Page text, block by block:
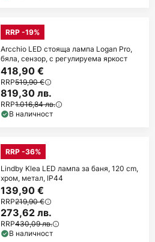
RRP -19%
Arcchio LED стояща лампа Logan Pro,
бяла, сензор, с регулируема яркост
418,90 €
RRP519,90 €
819,30 лв.
RRP1.016,84 лв.
В наличност
RRP -36%
Lindby Klea LED лампа за баня, 120 cm,
хром, метал, IP44
139,90 €
RRP219,90 €
273,62 лв.
RRP430,09 лв.
В наличност